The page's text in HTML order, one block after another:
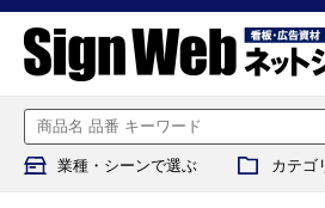
業種・シーンで選ぶ カテゴ